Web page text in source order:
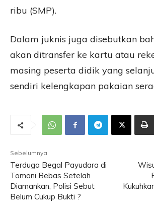
ribu (SMP).
Dalam juknis juga disebutkan
akan ditransfer ke kartu atau
masing peserta didik yang
sendiri kelengkapan pakaian
Sebelumnya
Terduga Begal Payudara di
Tomoni Bebas Setelah
Diamankan, Polisi Sebut
Belum Cukup Bukti ?